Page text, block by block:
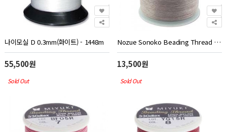
나이모실 D 0.3mm(화이트) - 1448m
55,500원
Sold Out
Nozue Sonoko Beading Thread Beige 0.29mm - 100m
13,500원
Sold Out